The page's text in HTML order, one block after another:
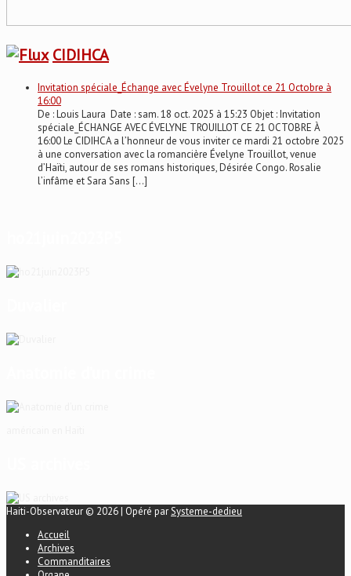
CIDIHCA
Invitation spéciale_Échange avec Évelyne Trouillot ce 21 Octobre à
16:00
De : Louis Laura Date : sam. 18 oct. 2025 à 15:23 Objet : Invitation
spéciale_ÉCHANGE AVEC ÉVELYNE TROUILLOT CE 21 OCTOBRE À
16:00 Le CIDIHCA a l’honneur de vous inviter ce mardi 21 octobre 2025
à une conversation avec la romancière Évelyne Trouillot, venue
d’Haïti, autour de ses romans historiques, Désirée Congo. Rosalie
l’infâme et Sara Sans […]
Haiti-Observateur © 2026 | Opéré parSysteme-dedieu
Accueil
Archives
Commanditaires